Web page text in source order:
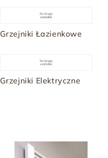
Grzejniki Łazienkowe
Grzejniki Elektryczne